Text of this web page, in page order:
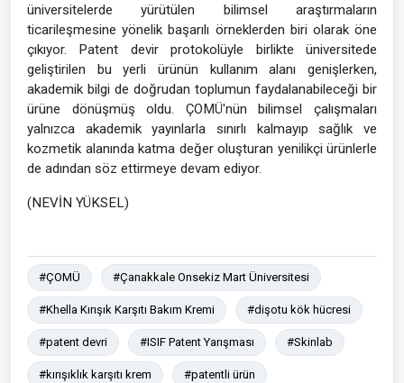
üniversitelerde yürütülen bilimsel araştırmaların
ticarileşmesine yönelik başarılı örneklerden biri olarak öne
çıkıyor. Patent devir protokolüyle birlikte üniversitede
geliştirilen bu yerli ürünün kullanım alanı genişlerken,
akademik bilgi de doğrudan toplumun faydalanabileceği bir
ürüne dönüşmüş oldu. ÇOMÜ'nün bilimsel çalışmaları
yalnızca akademik yayınlarla sınırlı kalmayıp sağlık ve
kozmetik alanında katma değer oluşturan yenilikçi ürünlerle
de adından söz ettirmeye devam ediyor.
(NEVİN YÜKSEL)
#ÇOMÜ #Çanakkale Onsekiz Mart Üniversitesi
#Khella Kırışık Karşıtı Bakım Kremi #dişotu kök hücresi
#patent devri #ISIF Patent Yarışması #Skinlab
#kırışıklık karşıtı krem #patentli ürün